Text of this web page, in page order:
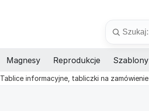
Magnesy Reprodukcje Szablony
Tablice informacyjne, tabliczki na zamówienie